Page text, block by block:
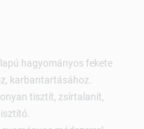
hagyományos fekete
karbantartásához.
tisztít, zsírtalanít,